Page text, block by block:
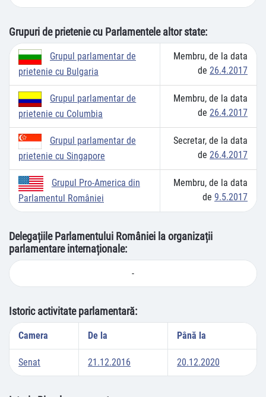
Grupuri de prietenie cu Parlamentele altor state:
Grupul parlamentar de
prietenie cu Bulgaria
Membru, de la data
de 26.4.2017
Grupul parlamentar de
prietenie cu Columbia
Membru, de la data
de 26.4.2017
Grupul parlamentar de
prietenie cu Singapore
Secretar, de la data
de 26.4.2017
Grupul Pro-America din
Parlamentul României
Membru, de la data
de 9.5.2017
Delegațiile Parlamentului României la organizații
parlamentare internaționale:
-
Istoric activitate parlamentară:
Camera De la Până la
Senat 21.12.2016 20.12.2020